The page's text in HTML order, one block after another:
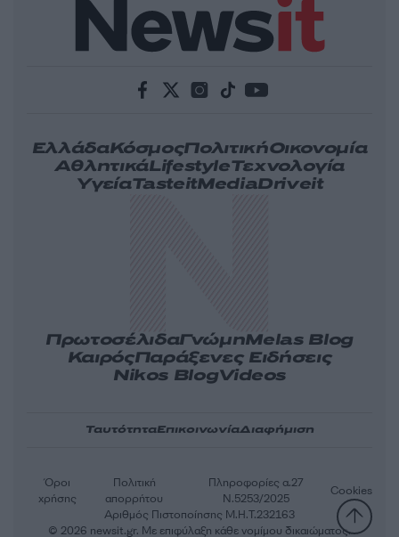
ΕλλάδαΚόσμοςΠολιτικήΟικονομία
ΑθλητικάLifestyleΤεχνολογία
ΥγείαTasteitMediaDriveit
ΠρωτοσέλιδαΓνώμηMelas Blog
ΚαιρόςΠαράξενες Ειδήσεις
Nikos BlogVideos
ΤαυτότηταΕπικοινωνίαΔιαφήμιση
Αριθμός Πιστοποίησης Μ.Η.Τ.232163
Όροι
χρήσης
Πολιτική
απορρήτου
Πληροφορίες α.27
Ν.5253/2025
Cookies
© 2026 newsit.gr. Με επιφύλαξη κάθε νομίμου δικαιώματος.